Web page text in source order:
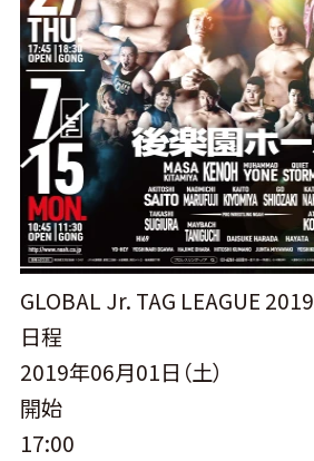
ノ
ア
公
式
サ
イ
ト
GLOBAL Jr. TAG LEAGUE 2019
日程
2019年06月01日（土）
開始
17:00